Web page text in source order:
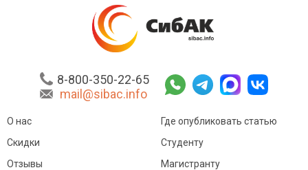
8-800-350-22-65
mail@sibac.info
О нас
Скидки
Отзывы
Где опубликовать статью
Студенту
Магистранту